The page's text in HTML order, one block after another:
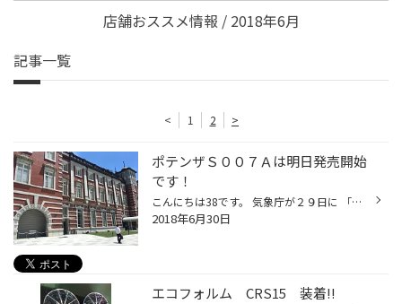
店舗おススメ情報 / 2018年6月
記事一覧
< 1 2 >
ポテンザＳ００７Ａは明日発売開始
です！
こんにちは38です。 気象庁が２９日に 「関東甲信地方が梅雨明けしたとみられる」 と発表しました。 ※気象庁ＨＰより 例年通り「越」はまだのようです。 昨日まで関東方面にいたのですが、 確かに暑かった・・・ 色彩のコントラストがよかったので 思わず東京駅を撮影 さて、プレミアムスポーツタイ...
2018年6月30日
エコフォルム CRS15 装着!!